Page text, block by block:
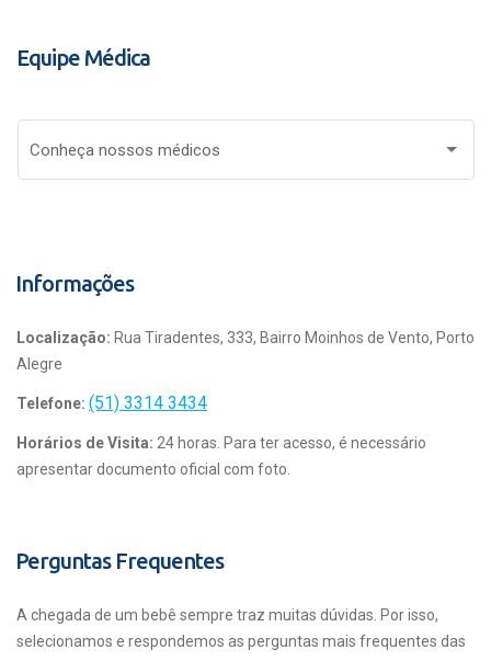
Equipe Médica
Conheça nossos médicos
Informações
Localização: Rua Tiradentes, 333, Bairro Moinhos de Vento, Porto
Alegre
Telefone: (51) 3314 3434
Horários de Visita: 24 horas. Para ter acesso, é necessário
apresentar documento oficial com foto.
Perguntas Frequentes
A chegada de um bebê sempre traz muitas dúvidas. Por isso,
selecionamos e respondemos as perguntas mais frequentes das